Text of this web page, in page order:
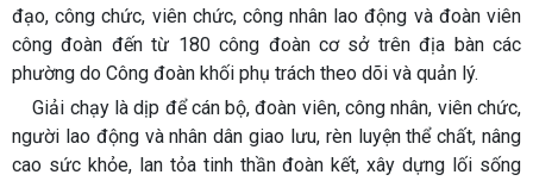
đạo, công chức, viên chức, công nhân lao động và đoàn viên
công đoàn đến từ 180 công đoàn cơ sở trên địa bàn các
phường do Công đoàn khối phụ trách theo dõi và quản lý.
Giải chạy là dịp để cán bộ, đoàn viên, công nhân, viên chức,
người lao động và nhân dân giao lưu, rèn luyện thể chất, nâng
cao sức khỏe, lan tỏa tinh thần đoàn kết, xây dựng lối sống